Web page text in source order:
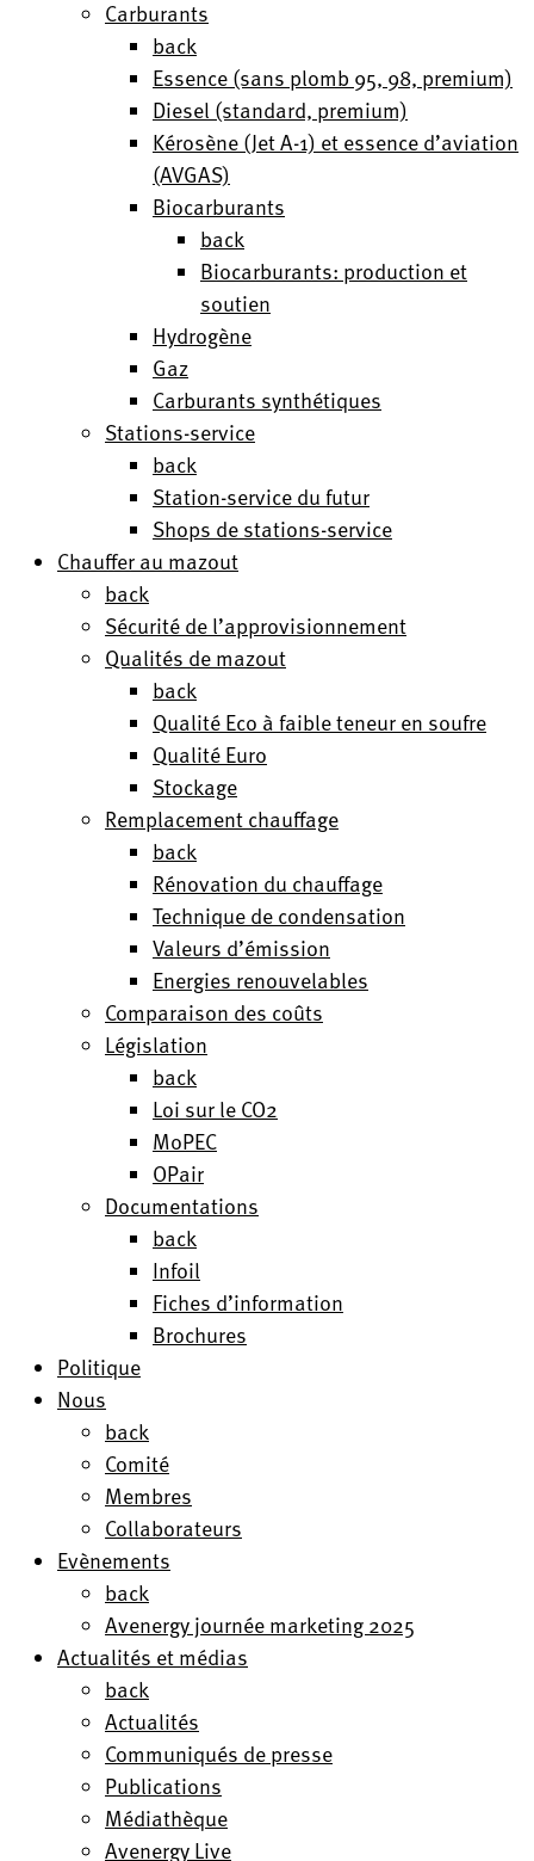
Carburants
back
Essence (sans plomb 95, 98, premium)
Diesel (standard, premium)
Kérosène (Jet A-1) et essence d’aviation
(AVGAS)
Biocarburants
back
Biocarburants: production et
soutien
Hydrogène
Gaz
Carburants synthétiques
Stations-service
back
Station-service du futur
Shops de stations-service
Chauffer au mazout
back
Sécurité de l’approvisionnement
Qualités de mazout
back
Qualité Eco à faible teneur en soufre
Qualité Euro
Stockage
Remplacement chauffage
back
Rénovation du chauffage
Technique de condensation
Valeurs d’émission
Energies renouvelables
Comparaison des coûts
Législation
back
Loi sur le CO2
MoPEC
OPair
Documentations
back
Infoil
Fiches d’information
Brochures
Politique
Nous
back
Comité
Membres
Collaborateurs
Evènements
back
Avenergy journée marketing 2025
Actualités et médias
back
Actualités
Communiqués de presse
Publications
Médiathèque
Avenergy Live